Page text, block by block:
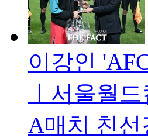
이강인
ㅣ서울월
A매치 친선